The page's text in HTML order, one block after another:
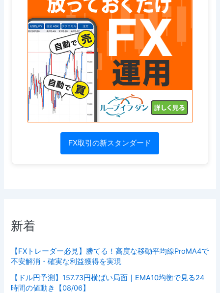
FX取引の新スタンダード
新着
【FXトレーダー必見】勝てる！高度な移動平均線ProMA4で
不安解消・確実な利益獲得を実現
【ドル円予測】157.73円横ばい局面｜EMA10均衡で見る24
時間の値動き【08/06】